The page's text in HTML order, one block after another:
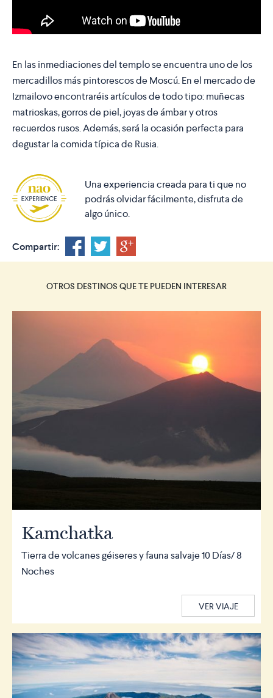
En las inmediaciones del templo se encuentra uno de los
mercadillos más pintorescos de Moscú. En el mercado de
Izmailovo encontraréis artículos de todo tipo: muñecas
matrioskas, gorros de piel, joyas de ámbar y otros
recuerdos rusos. Además, será la ocasión perfecta para
degustar la comida típica de Rusia.
Una experiencia creada para ti que no
podrás olvidar fácilmente, disfruta de
algo único.
Compartir:
OTROS DESTINOS QUE TE PUEDEN INTERESAR
Kamchatka
Tierra de volcanes géiseres y fauna salvaje 10 Días/ 8
Noches
VER VIAJE